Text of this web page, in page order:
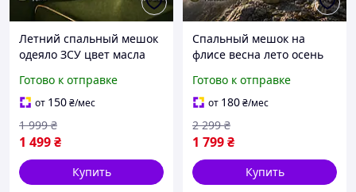
Летний спальный мешок
одеяло ЗСУ цвет масла
туризмный вес 1 кг до +5
°C
Готово к отправке
от 150₴/мес
1 499₴
1 999 ₴
Купить
Спальный мешок на
флисе весна лето осень
спальник-одеяло легкий
1.5 кг цвет олива
водостойкий
Готово к отправке
от 180₴/мес
1 799₴
2 299 ₴
Купить